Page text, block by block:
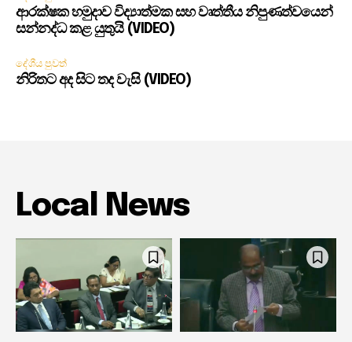
ආරක්ෂක හමුදාව විද්‍යාත්මක සහ වෘත්තීය නිපුණත්වයෙන්
සන්නද්ධ කළ යුතුයි (VIDEO)
දේශීය පුවත්
නිරිතට අද සිට තද වැසි (VIDEO)
Local News